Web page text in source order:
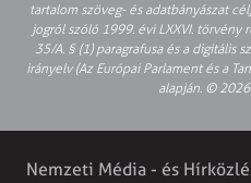
tartalom szöveg- és adatbányászat
jogról szóló 1999. évi LXXVI.
35/A. § (1) paragrafusa és a digitális
irányelv (Az Európai Parlament és a
alapján. © 2026
Nemzeti Média - és